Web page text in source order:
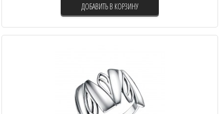
ДОБАВИТЬ В КОРЗИНУ